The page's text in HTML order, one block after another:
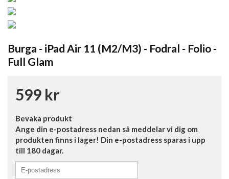
Burga - iPad Air 11 (M2/M3) - Fodral - Folio -
Full Glam
599 kr
Bevaka produkt
Ange din e-postadress nedan så meddelar vi dig om
produkten finns i lager! Din e-postadress sparas i upp
till 180 dagar.